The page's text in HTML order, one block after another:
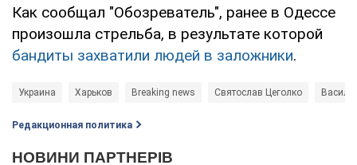
Как сообщал "Обозреватель", ранее в Одессе
произошла стрельба, в результате которой
бандиты захватили людей в заложники.
Украина Харьков Breaking news Святослав Цеголко
Редакционная политика